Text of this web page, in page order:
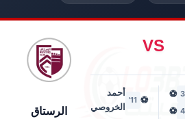
VS
⚽
⚽
⚽
11'
أحمد
الخروصي
الرستاق